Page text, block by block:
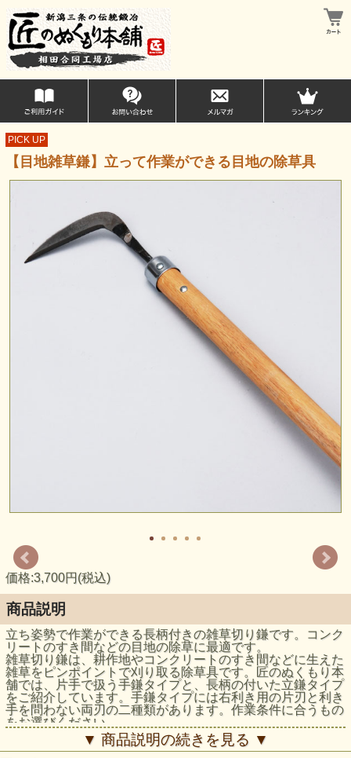
PICK UP
【目地雑草鎌】立って作業ができる目地の除草具
価格:3,700円(税込)
商品説明
立ち姿勢で作業ができる長柄付きの雑草切り鎌です。コンク
リートのすき間などの目地の除草に最適です。
雑草切り鎌は、耕作地やコンクリートのすき間などに生えた
雑草をピンポイントで刈り取る除草具です。匠のぬくもり本
舗では、片手で扱う手鎌タイプと、長柄の付いた立鎌タイプ
をご紹介しています。手鎌タイプには右利き用の片刃と利き
手を問わない両刃の二種類があります。作業条件に合うもの
をお選びください。
▼ 商品説明の続きを見る ▼